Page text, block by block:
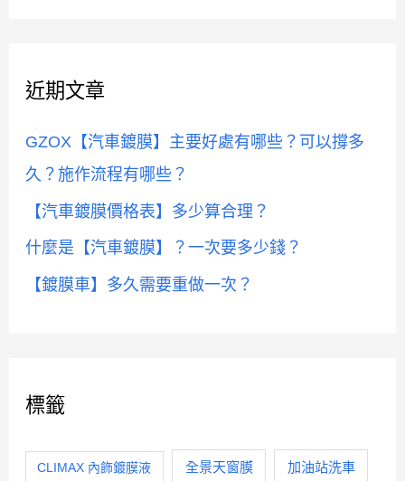
嗎？
字
:
近期文章
GZOX【汽車鍍膜】主要好處有哪些？可以撐多
久？施作流程有哪些？
【汽車鍍膜價格表】多少算合理？
什麼是【汽車鍍膜】？一次要多少錢？
【鍍膜車】多久需要重做一次？
標籤
CLIMAX 內飾鍍膜液 全景天窗膜 加油站洗車